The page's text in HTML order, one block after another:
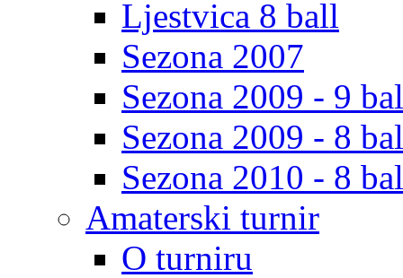
Ljestvica 8 ball
Sezona 2007
Sezona 2009 - 9
Sezona 2009 - 8
Sezona 2010 - 8
Amaterski turnir
O turniru